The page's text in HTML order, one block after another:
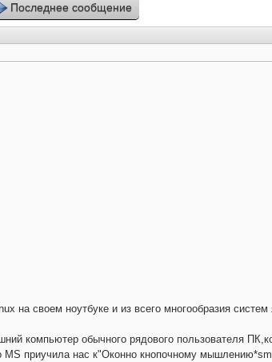
Последнее сообщение
на своем ноутбуке и из всего многообразия
компьютер обычного рядового пользователя
MS приучила нас к"Оконно кнопочному